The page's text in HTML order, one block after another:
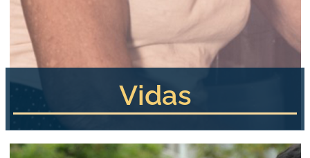
Vidas